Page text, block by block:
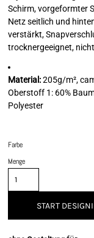
Schirm, vorgeformter
Netz seitlich und
verstärkt,
trocknergeeignet,
Material:205g/m²,
Oberstoff 1: 60%
Polyester
Farbe
Menge
START